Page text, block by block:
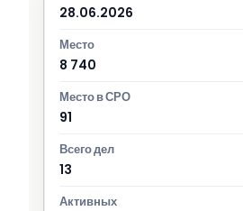
28.06.2026
8 740
91
13